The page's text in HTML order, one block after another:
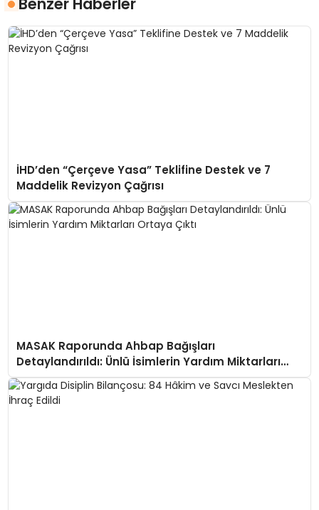
Benzer Haberler
İHD’den “Çerçeve Yasa” Teklifine Destek ve 7
Maddelik Revizyon Çağrısı
MASAK Raporunda Ahbap Bağışları
Detaylandırıldı: Ünlü İsimlerin Yardım Miktarları
Ortaya Çıktı